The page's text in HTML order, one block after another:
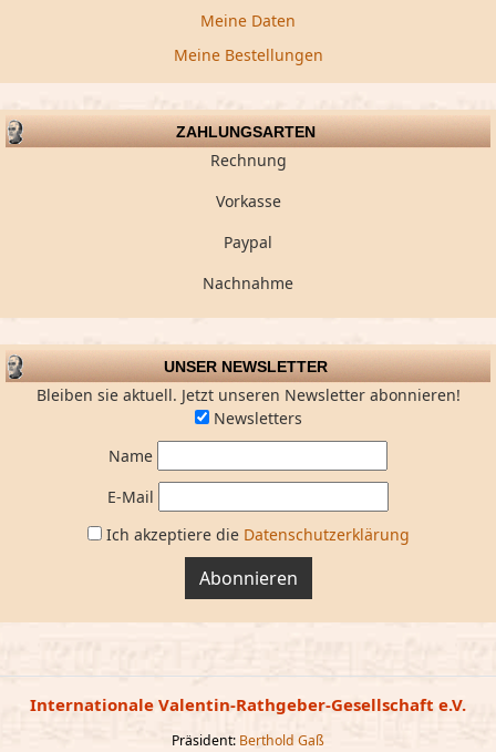
Meine Daten
Meine Bestellungen
ZAHLUNGSARTEN
Rechnung
Vorkasse
Paypal
Nachnahme
UNSER NEWSLETTER
Bleiben sie aktuell. Jetzt unseren Newsletter abonnieren!
Newsletters
Name
E-Mail
Ich akzeptiere die Datenschutzerklärung
Abonnieren
Internationale Valentin-Rathgeber-Gesellschaft e.V.
Präsident: Berthold Gaß